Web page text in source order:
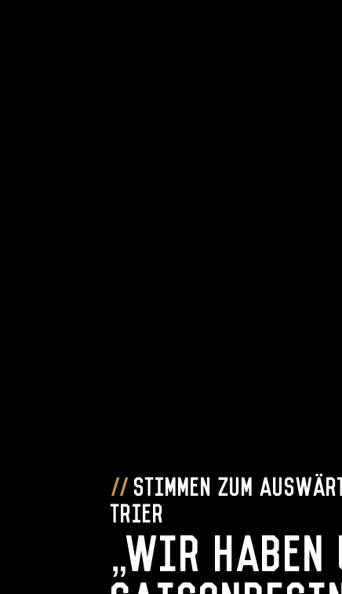
Stimmen zum
Trier
„Wir haben